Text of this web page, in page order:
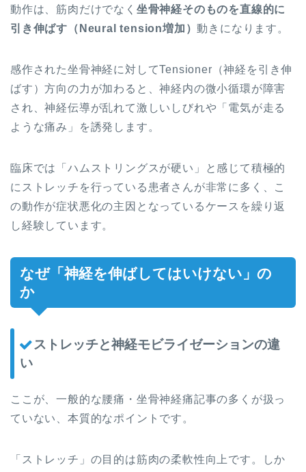
動作は、筋肉だけでなく 坐骨神経そのものを直線的に
引き伸ばす（Neural tension増加）動きになります。
感作された坐骨神経に対してTensioner（神経を引き伸
ばす）方向の力が加わると、神経内の微小循環が障害
され、神経伝導が乱れて激しいしびれや「電気が走る
ような痛み」を誘発します。
臨床では「ハムストリングスが硬い」と感じて積極的
にストレッチを行っている患者さんが非常に多く、こ
の動作が症状悪化の主因となっているケースを繰り返
し経験しています。
なぜ「神経を伸ばしてはいけない」の
か
ストレッチと神経モビライゼーションの違
い
ここが、一般的な腰痛・坐骨神経痛記事の多くが扱っ
ていない、本質的なポイントです。
「ストレッチ」の目的は筋肉の柔軟性向上です。しか